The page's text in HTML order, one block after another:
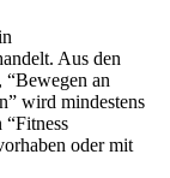
Aus den
an
wird mindestens
“Fitness
oder mit